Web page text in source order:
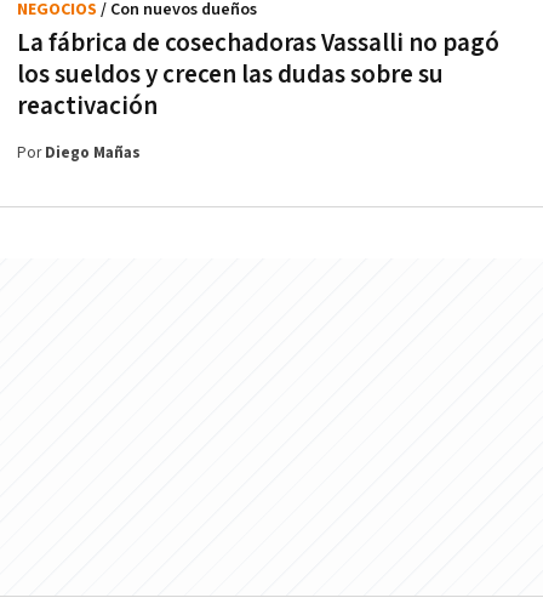
La fábrica de cosechadoras Vassalli no pagó
los sueldos y crecen las dudas sobre su
reactivación
NEGOCIOS / Con nuevos dueños
PorDiego Mañas